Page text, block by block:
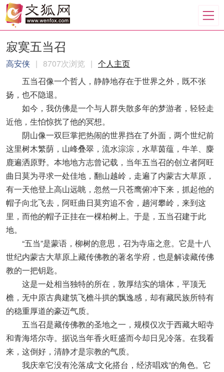
寂寞五当召
高安侠 | 8707次浏览 | 个人主页
五当召像一个哲人，静静地存在于世界之外，既不张
扬，也不隐退。
如今，我仿佛是一个与人群失散多年的梦游者，轻轻走
近他，生怕惊扰了他的冥想。
阴山像一双巨掌把热闹的世界挡在了外面，两个世纪前
这里树木繁荫，山峰叠翠，流水淙淙，水草茵蕴，牛羊、麋
鹿遍洒原野。本地地方志曾记载，当年五当召的创立者阿旺
曲日莫为寻求一处佳地，翻山越岭，走遍了内蒙古大草原，
有一天他登上高山远眺，忽然一只苍鹰俯冲下来，抓起他的
帽子向北飞去，阿旺曲日莫穷追不舍，趟河攀岭，来到这
里，而他的帽子正挂在一棵柏树上。于是，五当召建于此
地。
“五当”是蒙语，柳树的意思，召为寺庙之意。它是十八
世纪内蒙古大草原上藏传佛教的著名学府，也是解读藏传佛
教的一把钥匙。
这是一处相当独特的所在，敦厚结实的墙体，平顶无
檐，无中原古典建筑飞檐斗拱的飘逸感，却有藏民族所特有
的稳重厚道的豪迈气质。
五当召是藏传佛教的圣地之一，规模仅次于西藏大昭寺
和青海塔尔寺。据说当年香火旺盛而今却日见冷落。在我看
来，这倒好，清静才是宗教的气质。
我庆幸它没有沦落成“文化搭台，经济唱戏”的角色。它